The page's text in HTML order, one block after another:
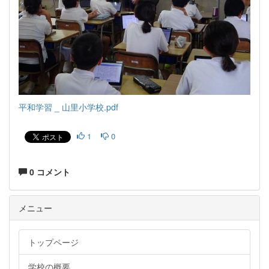
平和学習 _ 山里小学校.pdf
1 0
0 コメント
メニュー
トップページ
学校の概要